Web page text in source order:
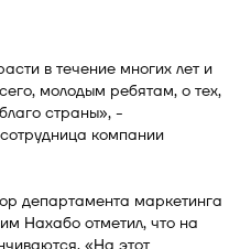
в течение многих лет и
молодым ребятам, о тех,
страны», -
компании
департамента маркетинга
Нахабо отметил, что на